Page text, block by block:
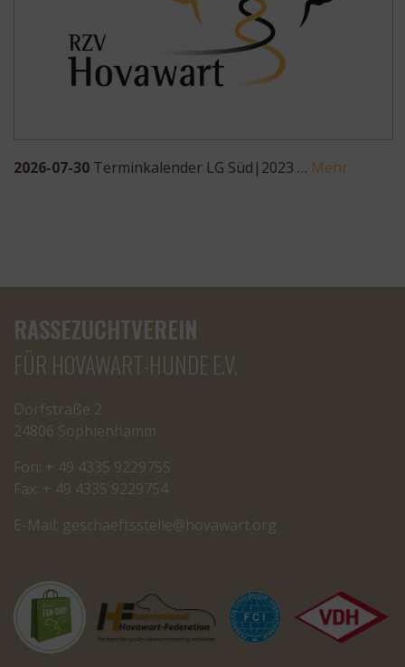
2026-07-30 Terminkalender LG Süd|2023 … Mehr
RASSEZUCHTVEREIN
FÜR HOVAWART-HUNDE E.V.
Dorfstraße 2
24806 Sophienhamm
Fon: + 49 4335 9229755
Fax: + 49 4335 9229754
E-Mail:
gro.t
rawav
oh@el
letss
tfeah
cseg